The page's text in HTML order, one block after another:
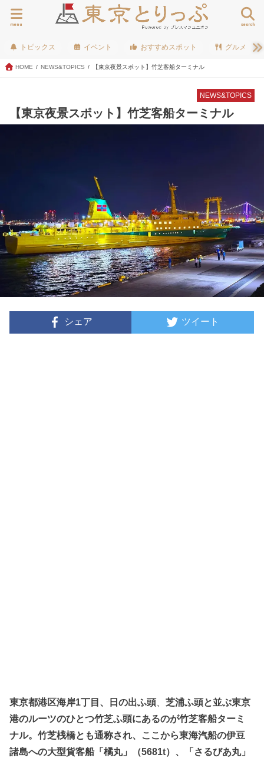
search
menu
トピックス イベント おすすめスポット グルメ
HOME NEWS&TOPICS 【東京夜景スポット】竹芝客船ターミナル
NEWS&TOPICS
【東京夜景スポット】竹芝客船ターミナル
シェア ツイート
東京都港区海岸1丁目、日の出ふ頭 、芝浦ふ頭と並ぶ東京
港のルーツのひとつ竹芝ふ頭にあるのが竹芝客船ターミ
ナル。竹芝桟橋とも通称され、ここから東海汽船の伊豆
諸島への大型貨客船「橘丸」（5681t）、「さるびあ丸」